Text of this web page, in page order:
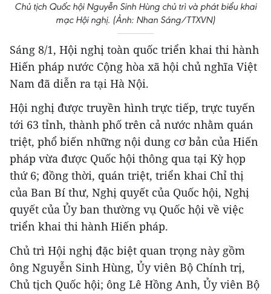
Chủ tịch Quốc hội Nguyễn Sinh Hùng chủ trì và phát biểu khai
mạc Hội nghị. (Ảnh: Nhan Sáng/TTXVN)
Sáng 8/1, Hội nghị toàn quốc triển khai thi hành
Hiến pháp nước Cộng hòa xã hội chủ nghĩa Việt
Nam đã diễn ra tại Hà Nội.
Hội nghị được truyền hình trực tiếp, trực tuyến
tới 63 tỉnh, thành phố trên cả nước nhằm quán
triệt, phổ biến những nội dung cơ bản của Hiến
pháp vừa được Quốc hội thông qua tại Kỳ họp
thứ 6; đồng thời, quán triệt, triển khai Chỉ thị
của Ban Bí thư, Nghị quyết của Quốc hội, Nghị
quyết của Ủy ban thường vụ Quốc hội về việc
triển khai thi hành Hiến pháp.
Chủ trì Hội nghị đặc biệt quan trọng này gồm
ông Nguyễn Sinh Hùng, Ủy viên Bộ Chính trị,
Chủ tịch Quốc hội; ông Lê Hồng Anh, Ủy viên Bộ